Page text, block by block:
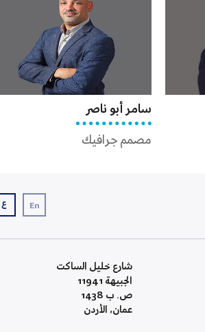
سامر أبو ناصر
مصمم جرافيك
En ع
شارع خليل الساكت
الجبيهة 11941
ص. ب 1438
عمان، الأردن